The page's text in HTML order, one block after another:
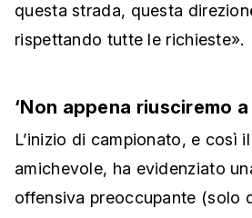
questa strada, questa
rispettando tutte le richieste».
‘Non appena riusciremo
L’inizio di campionato, e così
amichevole, ha evidenziato
offensiva preoccupante (solo